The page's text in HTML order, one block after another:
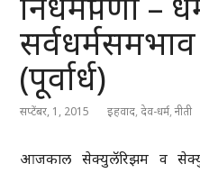
(पूर्वार्ध)
सप्टेंबर, 1, 2015 इहवाद,देव-धर्म,नीती
आजकाल सेक्युलॅरिझम व